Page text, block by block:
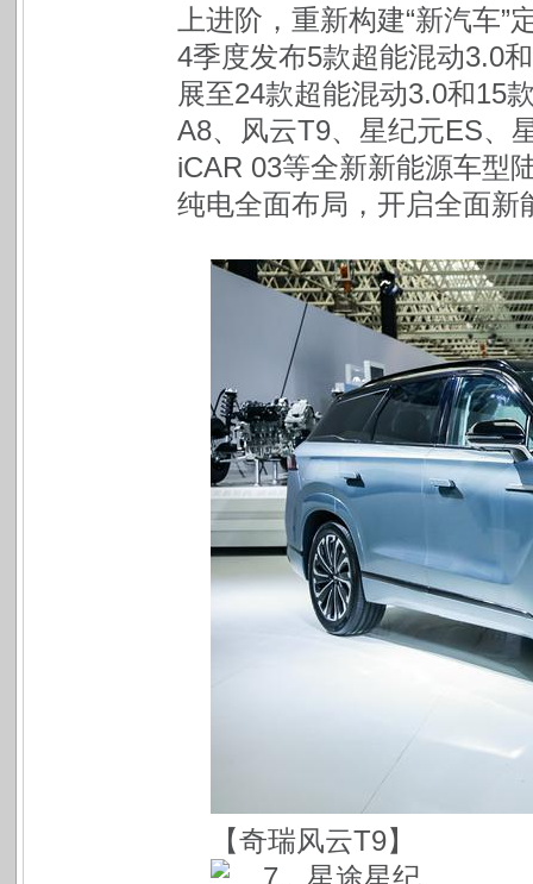
上进阶，重新构建“新汽车
4季度发布5款超能混动3.0
展至24款超能混动3.0和15
A8、风云T9、星纪元ES、
iCAR 03等全新新能源车型
纯电全面布局，开启全面
【奇瑞风云T9】